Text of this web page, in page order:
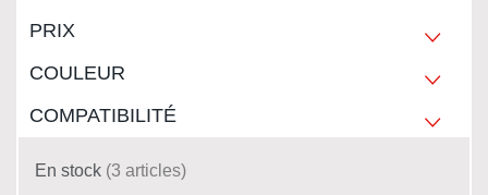
PRIX
COULEUR
COMPATIBILITÉ
En stock 3 articles